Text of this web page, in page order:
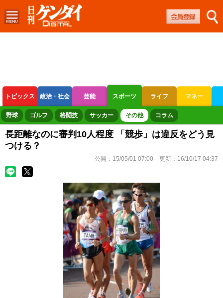
トピックス 政治・社会 芸能 スポーツ ライフ マネー
ボートレース 競輪 オートレース
野球 ゴルフ 格闘技 サッカー その他 コラム
長距離なのに審判10人程度 「競歩」は違反をどう見
つける？
公開： 15/05/01 07:00 更新： 16/10/17 04:37